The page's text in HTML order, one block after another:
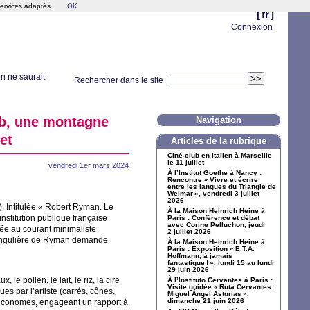
[ fr ]
Connexion
Rechercher dans le site
ne saurait
une montagne
vendredi 1er mars 2024
Intitulée « Robert Ryman. Le
publique française
au courant minimaliste
de Ryman demande
le pollen, le lait, le riz, la cire
par l’artiste (carrés, cônes,
engageant un rapport à
Navigation
Articles de la rubrique
Ciné-club en italien à Marseille
le 11 juillet
À l’Institut Goethe à Nancy :
Rencontre « Vivre et écrire
entre les langues du Triangle de
Weimar», vendredi 3 juillet
2026
À la Maison Heinrich Heine à
Paris : Conférence et débat
avec Corine Pelluchon, jeudi
2 juillet 2026
À la Maison Heinrich Heine à
Paris : Exposition « E.T.A.
Hoffmann, à jamais
fantastique !», lundi 15 au lundi
29 juin 2026
À l’Instituto Cervantes à París :
Visite guidée « Ruta Cervantes :
Miguel Ángel Asturias »,
dimanche 21 juin 2026
adaptés OK